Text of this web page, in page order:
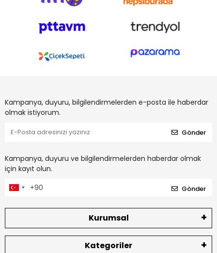
Kampanya, duyuru, bilgilendirmelerden e-posta ile haberdar
olmak istiyorum.
Gönder
Kampanya, duyuru ve bilgilendirmelerden haberdar olmak
için kayıt olun.
Gönder
Kurumsal
Kategoriler